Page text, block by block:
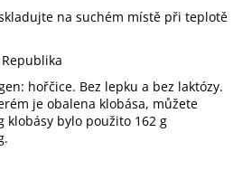
na suchém místě při teplotě
hořčice. Bez lepku a bez laktózy.
je obalena klobása, můžete
klobásy bylo použito 162 g